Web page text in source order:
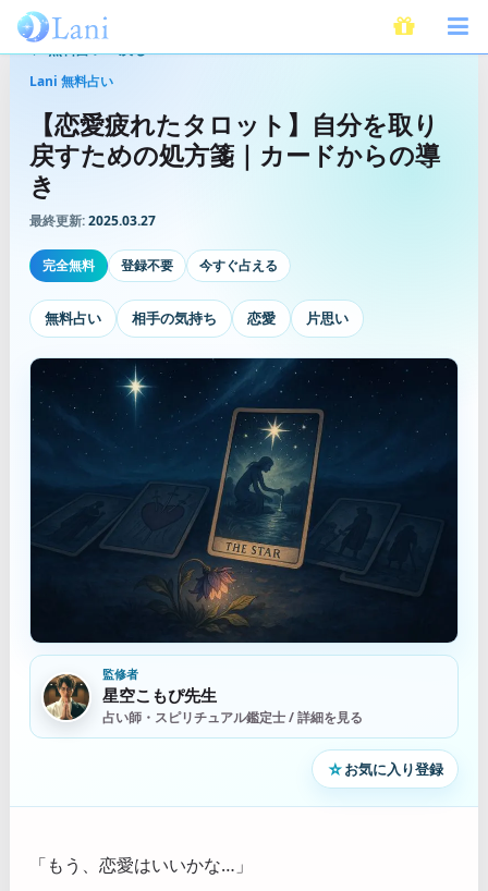
Lani 無料占い
【恋愛疲れたタロット】自分を取り
戻すための処方箋｜カードからの導
き
最終更新:2025.03.27
完全無料 登録不要 今すぐ占える
無料占い 相手の気持ち 恋愛 片思い
監修者
星空こもぴ先生
占い師・スピリチュアル鑑定士 / 詳細を見る
☆お気に入り登録
「もう、恋愛はいいかな…」